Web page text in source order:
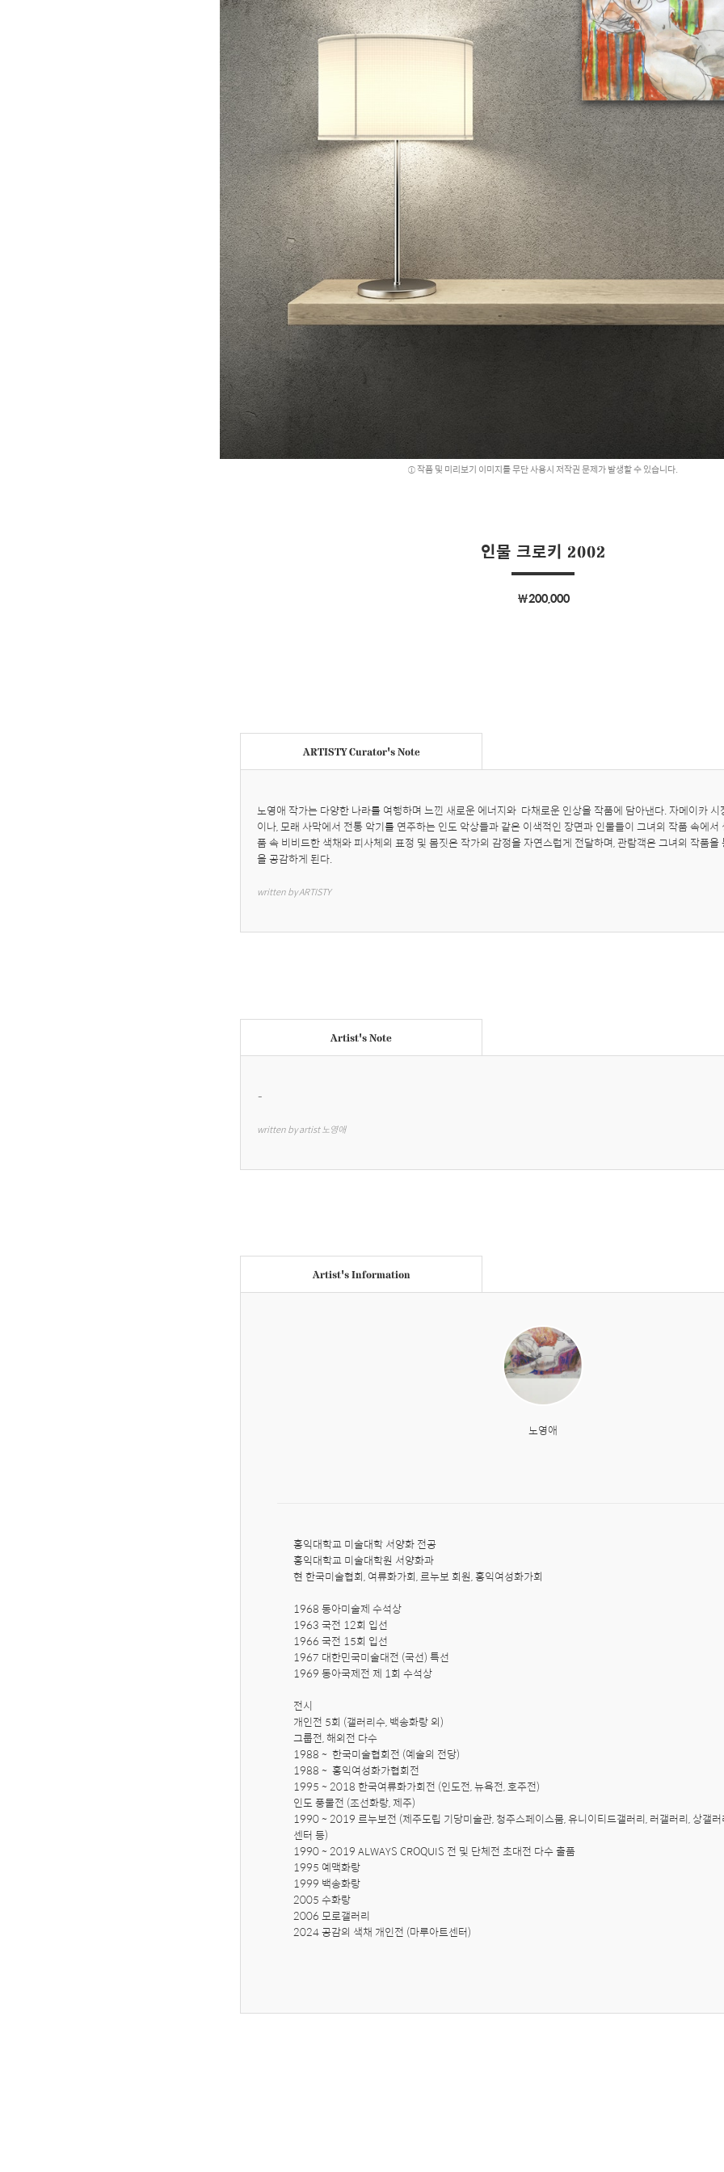
작품 및 미리보기 이미지를 무단 사용시 저작권 문제가 발생할 수 있습니다.
인물 크로키 2002
￦200,000
ARTISTY Curator's Note
노영애 작가는 다양한 나라를 여행하며 느낀 새로운 에너지와  다채로운 인상을 작품에 담아낸다. 자메이카
이나, 모래 사막에서 전통 악기를 연주하는 인도 악상들과 같은 이색적인 장면과 인물들이 그녀의 작품 속에
품 속 비비드한 색채와 피사체의 표정 및 몸짓은 작가의 감정을 자연스럽게 전달하며, 관람객은 그녀의 작품을
을 공감하게 된다.
written by ARTISTY
Artist's Note
-
written by artist 노영애
Artist's Information
노영애
홍익대학교 미술대학 서양화 전공
홍익대학교 미술대학원 서양화과
현 한국미술협회, 여류화가회, 르누보 회원, 홍익여성화가회
1968 동아미술제 수석상
1963 국전 12회 입선
1966 국전 15회 입선
1967 대한민국미술대전 (국선) 특선
1969 동아국제전 제 1회 수석상
전시
개인전 5회 (갤러리수, 백송화랑 외)
그룹전, 해외전 다수
1988 ~  한국미술협회전 (예술의 전당)
1988 ~  홍익여성화가협회전
1995 ~ 2018 한국여류화가회전 (인도전, 뉴욕전, 호주전)
인도 풍물전 (조선화랑, 제주)
1990 ~ 2019 르누보전 (제주도립 기당미술관, 청주스페이스뭄, 유니이티드갤러리, 러갤러리, 상갤
센터 등)
1990 ~ 2019 ALWAYS CROQUIS 전 및 단체전 초대전 다수 출품
1995 예맥화랑
1999 백송화랑
2005 수화랑
2006 모로갤러리
2024 공감의 색채 개인전 (마루아트센터)